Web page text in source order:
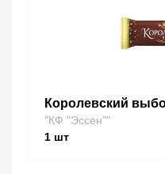
Королевский
"КФ "Эссен""
1 шт